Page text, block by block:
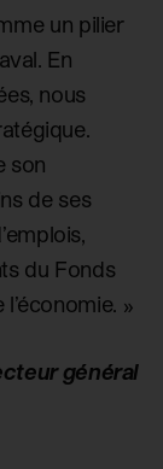
un pilier
En
nous
son
de ses
du Fonds
»
général